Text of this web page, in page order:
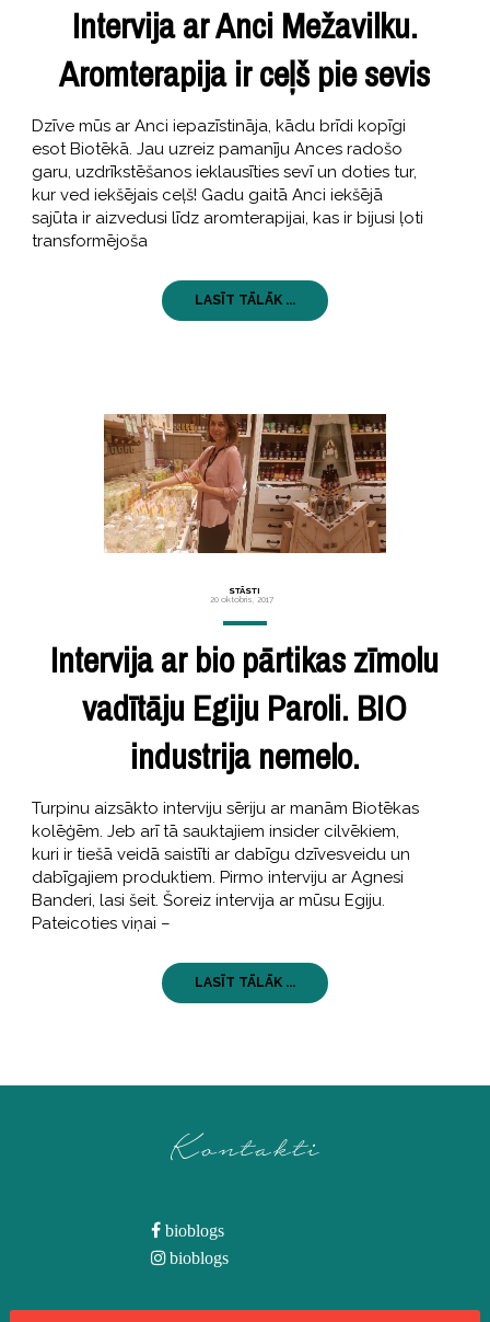
Intervija ar Anci Mežavilku.
Aromterapija ir ceļš pie sevis
Dzīve mūs ar Anci iepazīstināja, kādu brīdi kopīgi
esot Biotēkā. Jau uzreiz pamanīju Ances radošo
garu, uzdrīkstēšanos ieklausīties sevī un doties tur,
kur ved iekšējais ceļš! Gadu gaitā Anci iekšējā
sajūta ir aizvedusi līdz aromterapijai, kas ir bijusi ļoti
transformējoša
LASĪT TĀLĀK ...
STĀSTI
20 oktobris, 2017
Intervija ar bio pārtikas zīmolu
vadītāju Egiju Paroli. BIO
industrija nemelo.
Turpinu aizsākto interviju sēriju ar manām Biotēkas
kolēģēm. Jeb arī tā sauktajiem insider cilvēkiem,
kuri ir tiešā veidā saistīti ar dabīgu dzīvesveidu un
dabīgajiem produktiem. Pirmo interviju ar Agnesi
Banderi, lasi šeit. Šoreiz intervija ar mūsu Egiju.
Pateicoties viņai –
LASĪT TĀLĀK ...
Kontakti
bioblogs
bioblogs